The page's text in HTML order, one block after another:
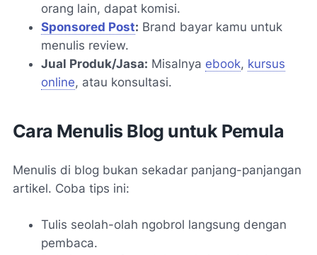
orang lain, dapat komisi.
Sponsored Post: Brand bayar kamu untuk
menulis review.
Jual Produk/Jasa: Misalnya ebook, kursus
online, atau konsultasi.
Cara Menulis Blog untuk Pemula
Menulis di blog bukan sekadar panjang-panjangan
artikel. Coba tips ini:
Tulis seolah-olah ngobrol langsung dengan
pembaca.